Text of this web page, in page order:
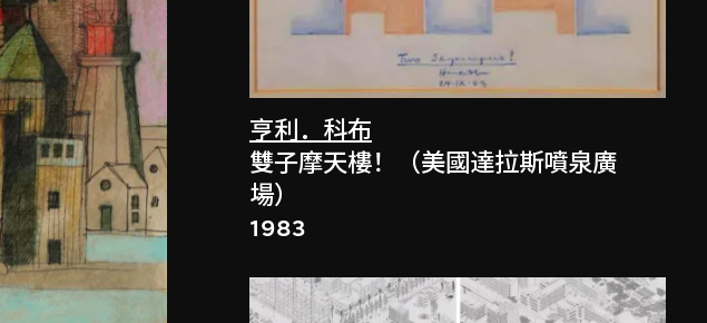
亨利．科布
雙子摩天樓！（美國達拉斯噴泉廣
場）
1983